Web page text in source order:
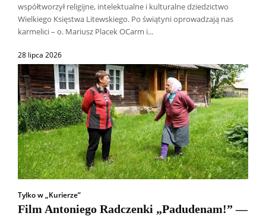
współtworzył religijne, intelektualne i kulturalne dziedzictwo
Wielkiego Księstwa Litewskiego. Po świątyni oprowadzają nas
karmelici – o. Mariusz Placek OCarm i...
28 lipca 2026
Tylko w „Kurierze”
Film Antoniego Radczenki „Padudenam!” —